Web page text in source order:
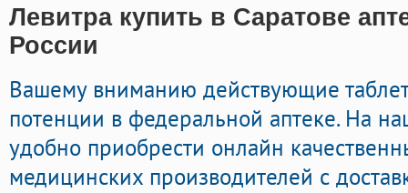
Левитра купить в Саратове
России
Вашему вниманию действующие
потенции в федеральной аптеке. На
удобно приобрести онлайн
медицинских производителей с